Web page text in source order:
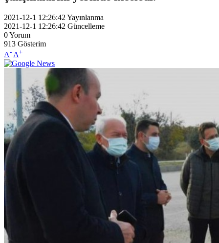
2021-12-1 12:26:42 Yayınlanma
2021-12-1 12:26:42 Güncelleme
0Yorum
913 Gösterim
A- A+